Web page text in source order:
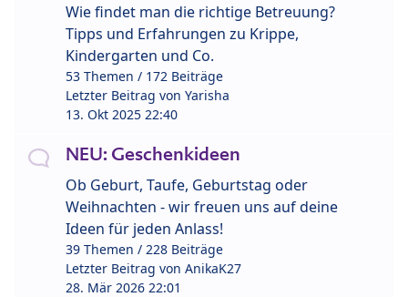
Wie findet man die richtige Betreuung?
Tipps und Erfahrungen zu Krippe,
Kindergarten und Co.
53 Themen / 172 Beiträge
Letzter Beitrag von Yarisha
13. Okt 2025 22:40
NEU: Geschenkideen
Ob Geburt, Taufe, Geburtstag oder
Weihnachten - wir freuen uns auf deine
Ideen für jeden Anlass!
39 Themen / 228 Beiträge
Letzter Beitrag von AnikaK27
28. Mär 2026 22:01